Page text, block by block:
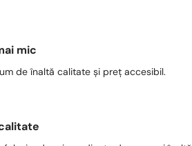
mic
de înaltă calitate și preț accesibil.